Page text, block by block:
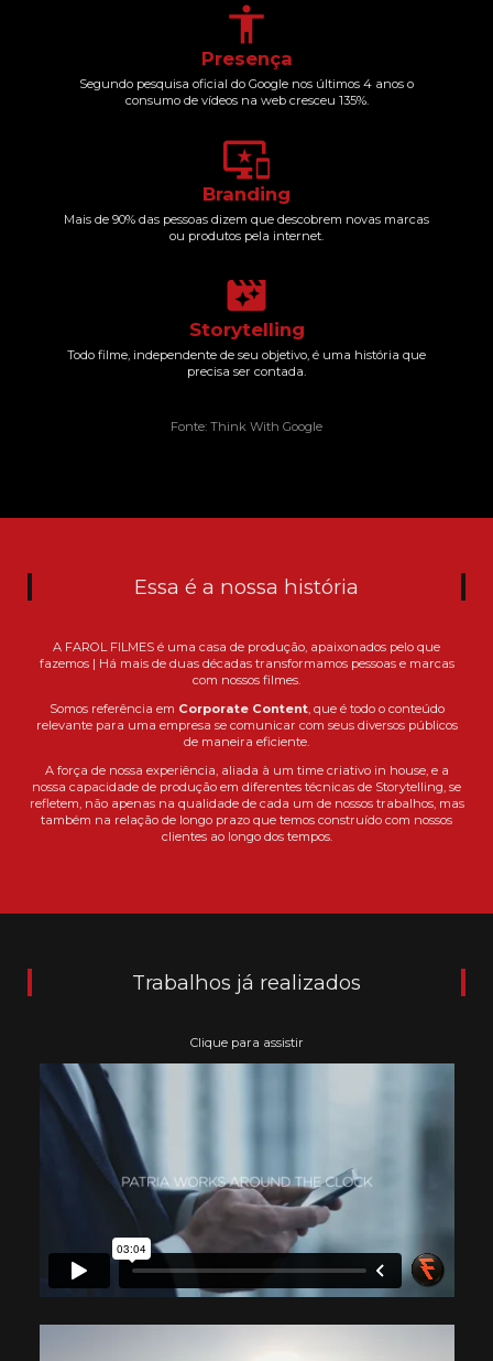
accessibility
Presença
Segundo pesquisa oficial do Google nos últimos 4 anos o
consumo de vídeos na web cresceu 135%.
important_devices
Branding
Mais de 90% das pessoas dizem que descobrem novas marcas
ou produtos pela internet.
movie_filter
Storytelling
Todo filme, independente de seu objetivo, é uma história que
precisa ser contada.
Fonte: Think With Google
Essa é a nossa história
A FAROL FILMES é uma casa de produção, apaixonados pelo que
fazemos | Há mais de duas décadas transformamos pessoas e marcas
com nossos filmes.
Somos referência em Corporate Content, que é todo o conteúdo
relevante para uma empresa se comunicar com seus diversos públicos
de maneira eficiente.
A força de nossa experiência, aliada à um time criativo in house, e a
nossa capacidade de produção em diferentes técnicas de Storytelling, se
refletem, não apenas na qualidade de cada um de nossos trabalhos, mas
também na relação de longo prazo que temos construído com nossos
clientes ao longo dos tempos.
Trabalhos já realizados
Clique para assistir